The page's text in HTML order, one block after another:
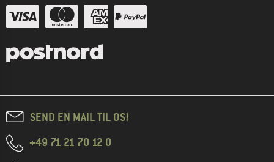
SEND EN MAIL TIL OS!
+49 71 21 70 12 0